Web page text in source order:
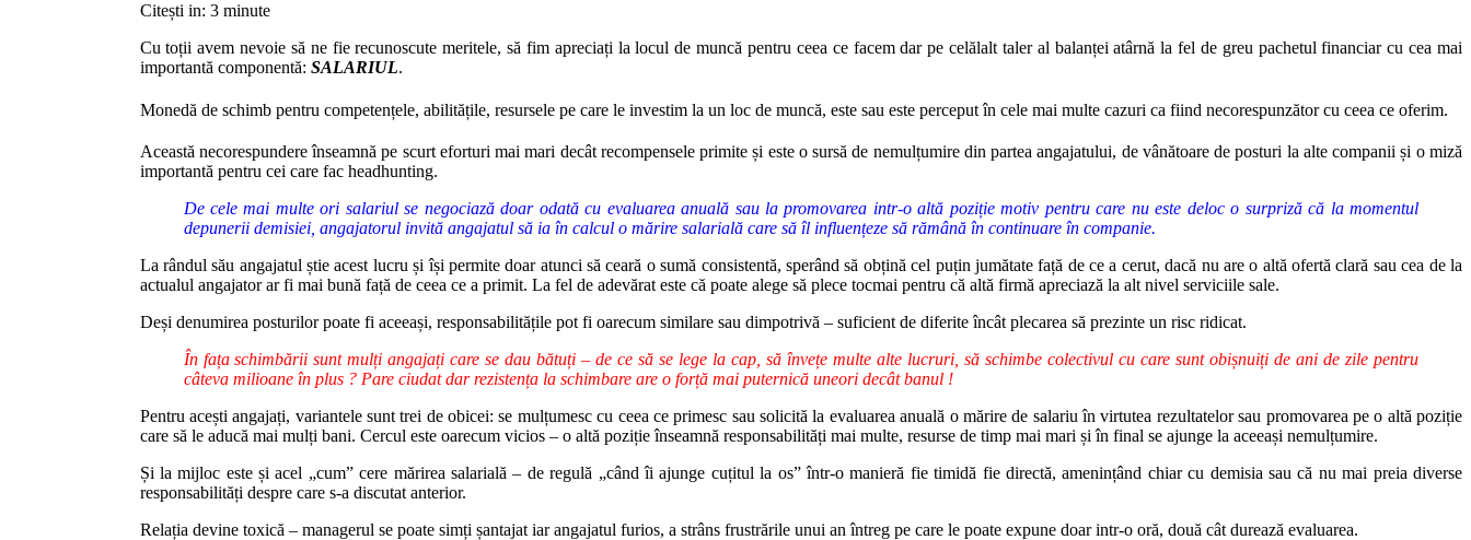
Citești in: 3 minute
Cu toții avem nevoie să ne fie recunoscute meritele, să fim apreciați la locul de muncă pentru ceea ce facem dar pe celălalt taler al balanței atârnă la fel de greu pachetul financiar cu cea mai
importantă componentă: SALARIUL.
Monedă de schimb pentru competențele, abilitățile, resursele pe care le investim la un loc de muncă, este sau este perceput în cele mai multe cazuri ca fiind necorespunzător cu ceea ce oferim.
Această necorespundere înseamnă pe scurt eforturi mai mari decât recompensele primite și este o sursă de nemulțumire din partea angajatului, de vânătoare de posturi la alte companii și o miză
importantă pentru cei care fac headhunting.
De cele mai multe ori salariul se negociază doar odată cu evaluarea anuală sau la promovarea intr-o altă poziție motiv pentru care nu este deloc o surpriză că la momentul
depunerii demisiei, angajatorul invită angajatul să ia în calcul o mărire salarială care să îl influențeze să rămână în continuare în companie.
La rândul său angajatul știe acest lucru și își permite doar atunci să ceară o sumă consistentă, sperând să obțină cel puțin jumătate față de ce a cerut, dacă nu are o altă ofertă clară sau cea de la
actualul angajator ar fi mai bună față de ceea ce a primit. La fel de adevărat este că poate alege să plece tocmai pentru că altă firmă apreciază la alt nivel serviciile sale.
Deși denumirea posturilor poate fi aceeași, responsabilitățile pot fi oarecum similare sau dimpotrivă – suficient de diferite încât plecarea să prezinte un risc ridicat.
În fața schimbării sunt mulți angajați care se dau bătuți – de ce să se lege la cap, să învețe multe alte lucruri, să schimbe colectivul cu care sunt obișnuiți de ani de zile pentru
câteva milioane în plus ? Pare ciudat dar rezistența la schimbare are o forță mai puternică uneori decât banul !
Pentru acești angajați, variantele sunt trei de obicei: se mulțumesc cu ceea ce primesc sau solicită la evaluarea anuală o mărire de salariu în virtutea rezultatelor sau promovarea pe o altă poziție
care să le aducă mai mulți bani. Cercul este oarecum vicios – o altă poziție înseamnă responsabilități mai multe, resurse de timp mai mari și în final se ajunge la aceeași nemulțumire.
Și la mijloc este și acel „cum” cere mărirea salarială – de regulă „când îi ajunge cuțitul la os” într-o manieră fie timidă fie directă, amenințând chiar cu demisia sau că nu mai preia diverse
responsabilități despre care s-a discutat anterior.
Relația devine toxică – managerul se poate simți șantajat iar angajatul furios, a strâns frustrările unui an întreg pe care le poate expune doar intr-o oră, două cât durează evaluarea.